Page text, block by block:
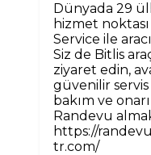
Dünyada 29
hizmet
Service ile
Siz de Bitlis
ziyaret edin,
güvenilir servis
bakım ve
Randevu
https://
tr.com/